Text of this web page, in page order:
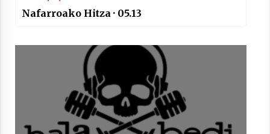
Nafarroako Hitza · 05.13